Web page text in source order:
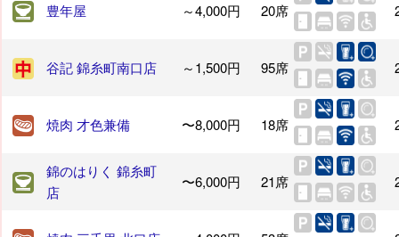
豊年屋 ～4,000円 20席
谷記 錦糸町南口店 ～1,500円 95席
焼肉 才色兼備 〜8,000円 18席
錦のはりく 錦糸町
店
〜6,000円 21席